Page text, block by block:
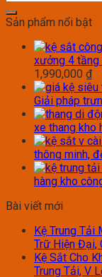
Sản phẩm nổi bật
xưởng 4 tầng
1,990,000 ₫
Giải pháp
xe thang kho
thông minh,
hàng kho
Bài viết mới
Kệ Trung Tải
Trữ Hiện Đại,
Kệ Sắt Cho
Trung Tải, V